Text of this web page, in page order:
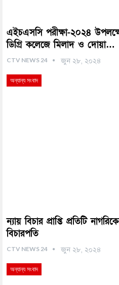
এইচএসসি পরীক্ষা-২০২৪
ডিগ্রি কলেজে মিলাদ ও দোয়া…
CTV NEWS 24 জুন ২৮, ২০২৪
অন্যান্য সংবাদ
ন্যায় বিচার প্রাপ্তি প্রতিটি
বিচারপতি
CTV NEWS 24 জুন ২৮, ২০২৪
অন্যান্য সংবাদ